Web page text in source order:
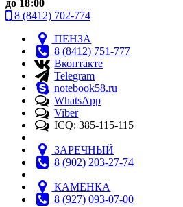
до 18:00
8 (8412) 702-774
ПЕНЗА
8 (8412) 751-777
Вконтакте
Telegram
notebook58.ru
WhatsApp
Viber
ICQ: 385-115-115
ЗАРЕЧНЫЙ
8 (902) 203-27-74
КАМЕНКА
8 (927) 093-07-00